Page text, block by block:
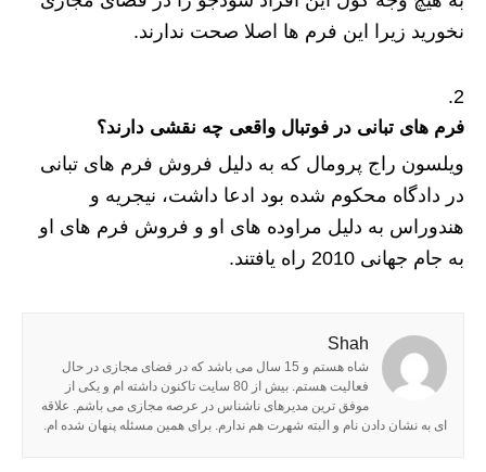
نخورید زیرا این فرم ها اصلا صحت ندارند.
فرم های تبانی در فوتبال واقعی چه نقشی دارند؟
ویلسون راج پرومال که به دلیل فروش فرم های تبانی
در دادگاه محکوم شده بود ادعا داشت، نیجریه و
هندوراس به دلیل مراوده های او و فروش فرم های او
به جام جهانی 2010 راه یافتند.
Shah
شاه هستم و 15 سال می باشد که در فضای مجازی در حال
فعالیت هستم. بیش از 80 سایت تاکنون داشته ام و یکی از
موفق ترین مدیرهای ناشناس در عرصه مجازی می باشم. علاقه
ای به نشان دادن نام و البته شهرت هم ندارم. برای همین مسئله پنهان شده ام.